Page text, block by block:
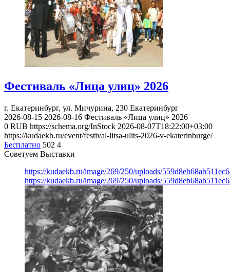
Фестиваль «Лица улиц» 2026
г. Екатеринбург, ул. Мичурина, 230 Екатеринбург
2026-08-15 2026-08-16 Фестиваль «Лица улиц» 2026
0 RUB https://schema.org/InStock 2026-08-07T18:22:00+03:00
https://kudaekb.ru/event/festival-litsa-ulits-2026-v-ekaterinburge/
Бесплатно 502 4
Советуем Выставки
https://kudaekb.ru/image/269/250/uploads/
https://kudaekb.ru/image/269/250/uploads/